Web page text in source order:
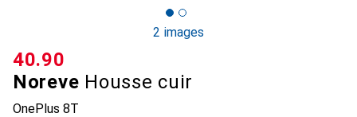
2 images
Noreve Housse cuir
OnePlus 8T
CHF
40.90